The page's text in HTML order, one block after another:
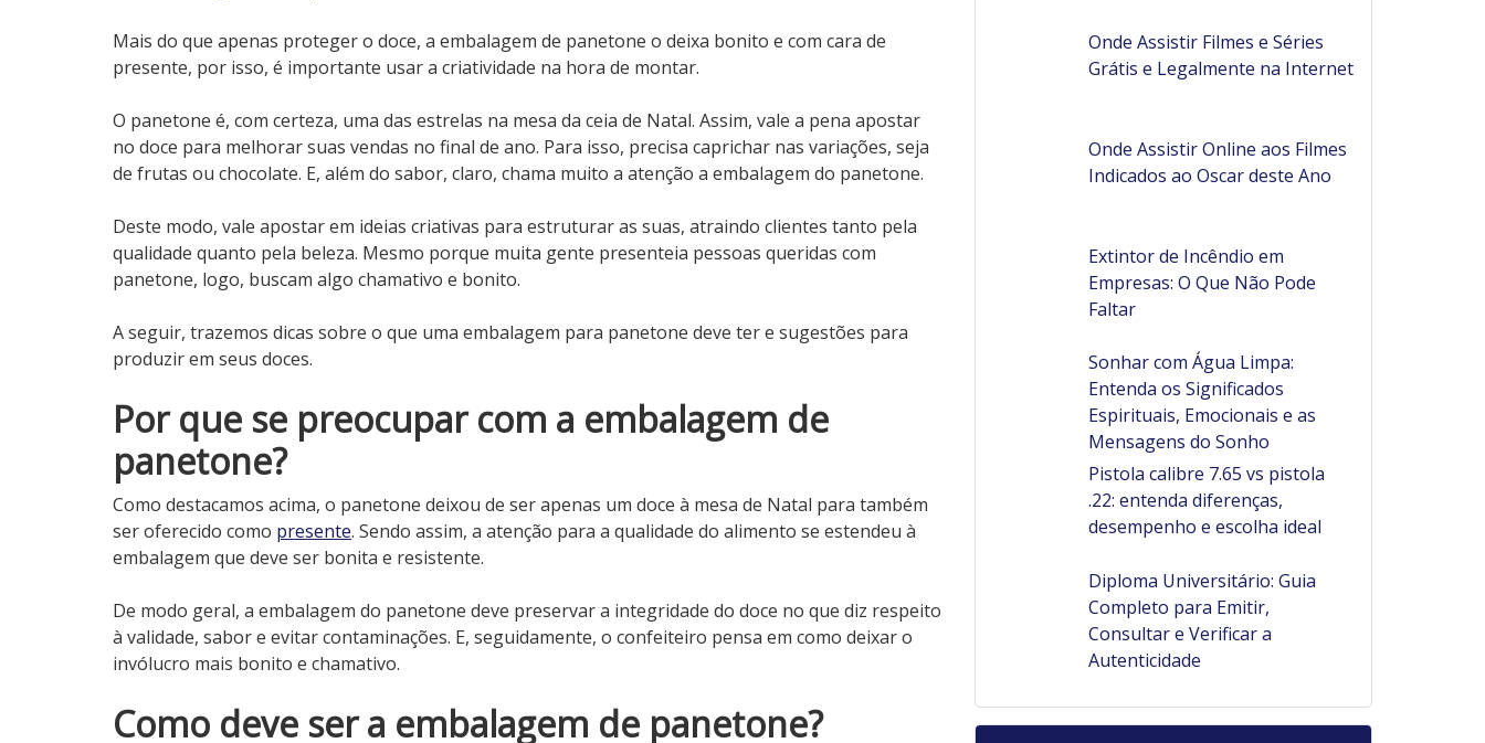
Mais do que apenas proteger o doce, a embalagem de panetone o deixa bonito e com cara de
presente, por isso, é importante usar a criatividade na hora de montar.
O panetone é, com certeza, uma das estrelas na mesa da ceia de Natal. Assim, vale a pena apostar
no doce para melhorar suas vendas no final de ano. Para isso, precisa caprichar nas variações, seja
de frutas ou chocolate. E, além do sabor, claro, chama muito a atenção a embalagem do panetone.
Deste modo, vale apostar em ideias criativas para estruturar as suas, atraindo clientes tanto pela
qualidade quanto pela beleza. Mesmo porque muita gente presenteia pessoas queridas com
panetone, logo, buscam algo chamativo e bonito.
A seguir, trazemos dicas sobre o que uma embalagem para panetone deve ter e sugestões para
produzir em seus doces.
Por que se preocupar com a embalagem de
panetone?
Como destacamos acima, o panetone deixou de ser apenas um doce à mesa de Natal para também
ser oferecido como presente. Sendo assim, a atenção para a qualidade do alimento se estendeu à
embalagem que deve ser bonita e resistente.
De modo geral, a embalagem do panetone deve preservar a integridade do doce no que diz respeito
à validade, sabor e evitar contaminações. E, seguidamente, o confeiteiro pensa em como deixar o
invólucro mais bonito e chamativo.
Como deve ser a embalagem de panetone?
Onde Assistir Filmes e Séries
Grátis e Legalmente na Internet
Onde Assistir Online aos Filmes
Indicados ao Oscar deste Ano
Extintor de Incêndio em
Empresas: O Que Não Pode
Faltar
Sonhar com Água Limpa:
Entenda os Significados
Espirituais, Emocionais e as
Mensagens do Sonho
Pistola calibre 7.65 vs pistola
.22: entenda diferenças,
desempenho e escolha ideal
Diploma Universitário: Guia
Completo para Emitir,
Consultar e Verificar a
Autenticidade